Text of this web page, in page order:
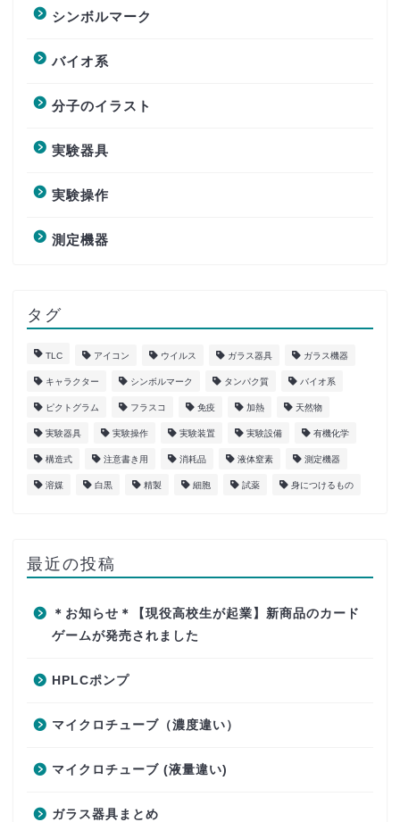
シンボルマーク
バイオ系
分子のイラスト
実験器具
実験操作
測定機器
タグ
TLC アイコン ウイルス ガラス器具 ガラス機器
キャラクター シンボルマーク タンパク質 バイオ系
ピクトグラム フラスコ 免疫 加熱 天然物
実験器具 実験操作 実験装置 実験設備 有機化学
構造式 注意書き用 消耗品 液体窒素 測定機器
溶媒 白黒 精製 細胞 試薬 身につけるもの
最近の投稿
＊お知らせ＊【現役高校生が起業】新商品のカード
ゲームが発売されました
HPLCポンプ
マイクロチューブ（濃度違い）
マイクロチューブ (液量違い)
ガラス器具まとめ